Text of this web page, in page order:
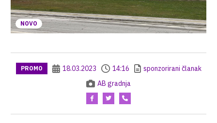
NOVO
PROMO 18.03.2023 14:16
sponzorirani članak
AB gradnja